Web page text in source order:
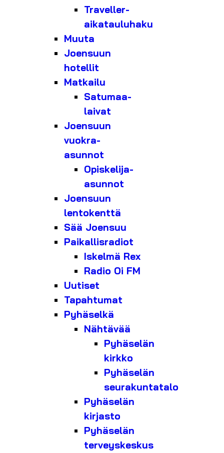
Traveller-
aikatauluhaku
Muuta
Joensuun
hotellit
Matkailu
Satumaa-
laivat
Joensuun
vuokra-
asunnot
Opiskelija-
asunnot
Joensuun
lentokenttä
Sää Joensuu
Paikallisradiot
Iskelmä Rex
Radio Oi FM
Uutiset
Tapahtumat
Pyhäselkä
Nähtävää
Pyhäselän
kirkko
Pyhäselän
seurakuntatalo
Pyhäselän
kirjasto
Pyhäselän
terveyskeskus